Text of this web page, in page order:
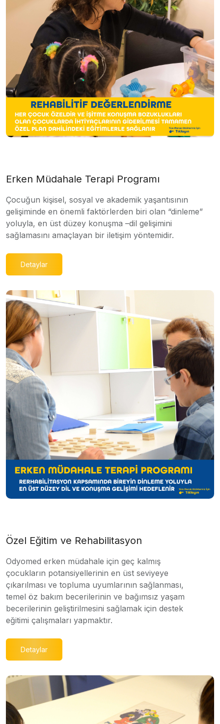
Erken Müdahale Terapi Programı
Çocuğun kişisel, sosyal ve akademik yaşantısının
gelişiminde en önemli faktörlerden biri olan “dinleme”
yoluyla, en üst düzey konuşma –dil gelişimini
sağlamasını amaçlayan bir iletişim yöntemidir.
Detaylar
Özel Eğitim ve Rehabilitasyon
Odyomed erken müdahale için geç kalmış
çocukların potansiyellerinin en üst seviyeye
çıkarılması ve topluma uyumlarının sağlanması,
temel öz bakım becerilerinin ve bağımsız yaşam
becerilerinin geliştirilmesini sağlamak için destek
eğitimi çalışmaları yapmaktır.
Detaylar